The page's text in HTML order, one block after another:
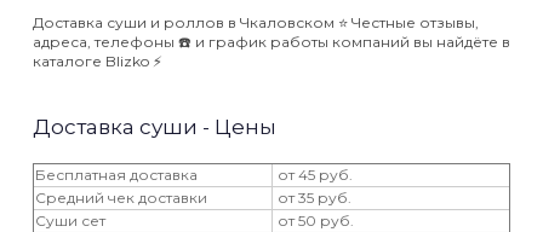
Доставка суши и роллов в Чкаловском ⭐️ Честные отзывы,
адреса, телефоны ☎️ и график работы компаний вы найдёте в
каталоге Blizko ⚡️
Доставка суши - Цены
Бесплатная доставка
от 45 руб.
Средний чек доставки
от 35 руб.
Суши сет
от 50 руб.